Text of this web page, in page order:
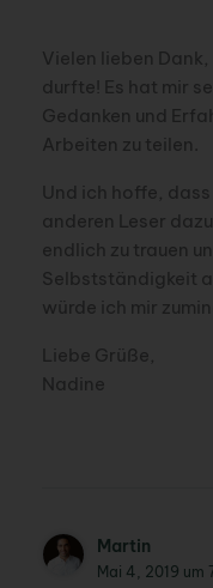
Vielen lieben
durfte! Es hat mir
Gedanken und
Arbeiten zu teilen.
Und ich hoffe,
anderen Leser
endlich zu trauen
Selbstständigkeit
würde ich mir
Liebe Grüße,
Nadine
Martin
Mai 4, 2019 um